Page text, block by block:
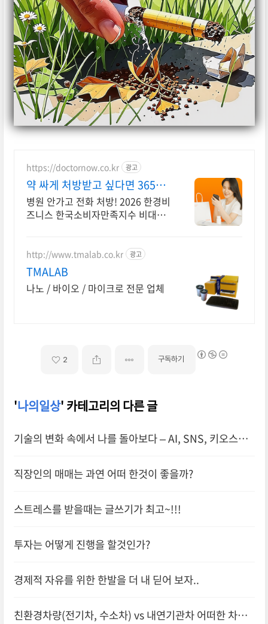
https://doctornow.co.kr 광고
약 싸게 처방받고 싶다면 365일
24시간 진료가능
병원 안가고 전화 처방! 2026 한경비
즈니스 한국소비자만족지수 비대면
http://www.tmalab.co.kr 광고
TMALAB
나노 / 바이오 / 마이크로 전문 업체
2 구독하기
'나의일상' 카테고리의 다른 글
기술의 변화 속에서 나를 돌아보다 – AI, SNS, 키오스크
직장인의 매매는 과연 어떠 한것이 좋을까?
스트레스를 받을때는 글쓰기가 최고~!!!
투자는 어떻게 진행을 할것인가?
경제적 자유를 위한 한발을 더 내 딛어 보자..
친환경차량(전기차, 수소차) vs 내연기관차 어떠한 차량